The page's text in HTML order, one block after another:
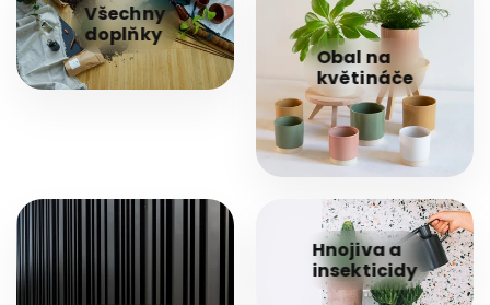
Všechny
doplňky
Obal na
květináče
Hnojiva a
insekticidy